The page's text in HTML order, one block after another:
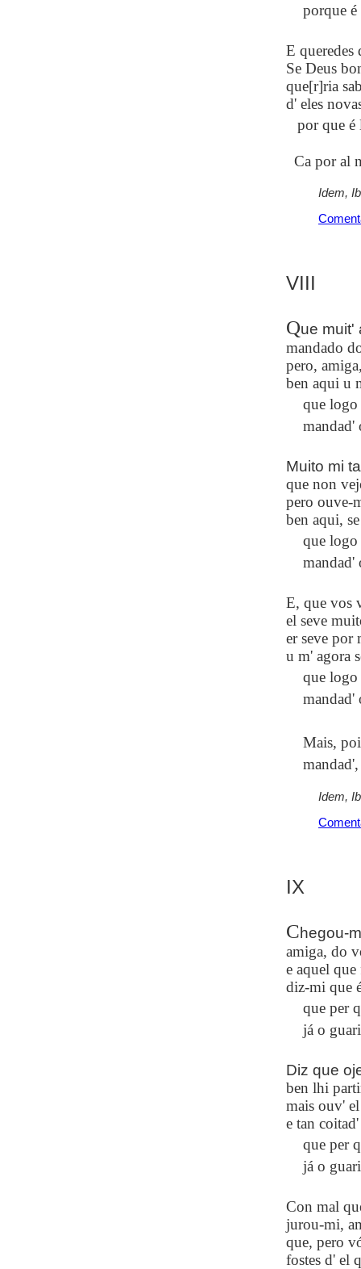
porque
E queredes
Se Deus
que[r]ria
d' eles
por que é
Ca por al
Idem,
VIII
Que muit'
mandado
pero,
ben aqui u
que logo
mandad'
Muito mi
que non
pero ouve-
ben aqui,
que logo
mandad'
E, que vos
el seve
er seve por
u m' agora
que logo
mandad'
Mais,
Idem,
IX
Chegou-
amiga, do
e aquel
diz-mi que
que per
já o
Diz que
ben lhi
mais ouv'
e tan
que per
já o
Con mal
jurou-mi,
que, pero
fostes d' el